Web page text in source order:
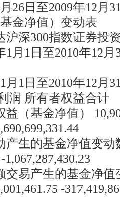
26日至2009年12月
金净值）变动表
沪深300指数证券投
1月1日至2010年12月
月1日至2010年12月
润 所有者权益合计
（基金净值）
产生的基金净值变动
1,067,287,430.23
交易产生的基金净
-